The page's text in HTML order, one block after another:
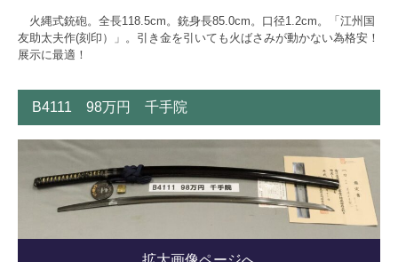
火縄式銃砲。全長118.5cm。銃身長85.0cm。口径1.2cm。「江州国
友助太夫作(刻印）」。引き金を引いても火ばさみが動かない為格安！
展示に最適！
B4111 98万円 千手院